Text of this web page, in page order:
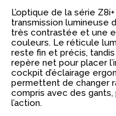
L’optique de la série
transmission lumineuse
très contrastée et une
couleurs. Le réticule
reste fin et précis,
repère net pour placer
cockpit d’éclairage
permettent de changer
compris avec des gants,
l’action.